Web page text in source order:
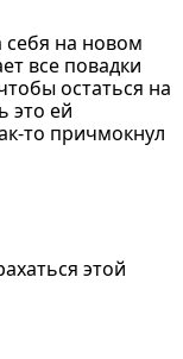
себя на новом
все повадки
остаться на
это ей
то причмокнул
этой